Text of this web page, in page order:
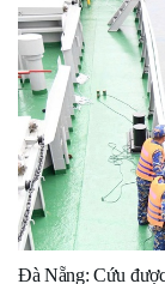
Đà Nẵng: Cứu